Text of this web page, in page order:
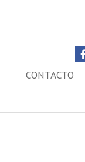
CONTACTO